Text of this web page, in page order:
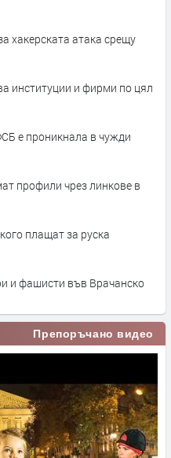
хакерската атака срещу
институции и фирми по цял
е проникнала в чужди
профили чрез линкове в
плащат за руска
и фашисти във Врачанско
Препоръчано видео